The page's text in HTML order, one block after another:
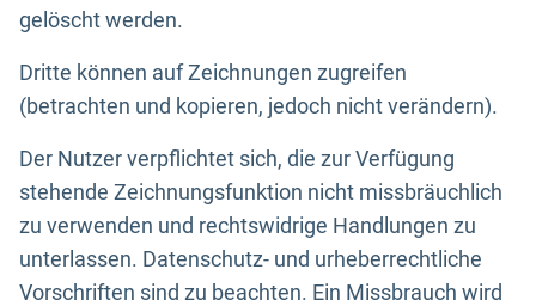
gelöscht werden.
Dritte können auf Zeichnungen zugreifen
(betrachten und kopieren, jedoch nicht verändern).
Der Nutzer verpflichtet sich, die zur Verfügung
stehende Zeichnungsfunktion nicht missbräuchlich
zu verwenden und rechtswidrige Handlungen zu
unterlassen. Datenschutz- und urheberrechtliche
Vorschriften sind zu beachten. Ein Missbrauch wird